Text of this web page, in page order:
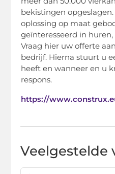
bekistingen
oplossing op maat
geïnteresseerd in
Vraag hier uw offerte
bedrijf. Hierna stuurt u
heeft en wanneer en u
respons.
https://
Veelgestelde